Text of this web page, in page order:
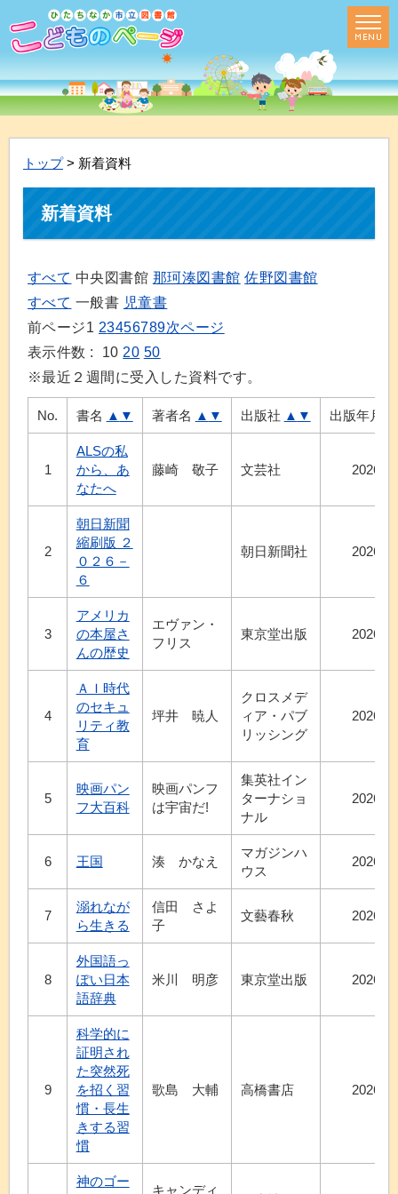
トップ> 新着資料
新着資料
すべて 中央図書館 那珂湊図書館 佐野図書館
すべて 一般書 児童書
前ページ1 23456789次ページ
表示件数 : 10 20 50
※最近２週間に受入した資料です。
No. 書名 ▲ ▼ 著者名 ▲ ▼ 出版社 ▲ ▼ 出版年月
1
ALSの私
から、あ
なたへ
藤崎 敬子 文芸社 2026.3
2
朝日新聞
縮刷版 ２
０２６－
６
朝日新聞社 2026.7
3
アメリカ
の本屋さ
んの歴史
エヴァン・
フリス
東京堂出版 2026.8
4
ＡＩ時代
のセキュ
リティ教
育
坪井 暁人
クロスメデ
ィア・パブ
リッシング
2026.5
5
映画パン
フ大百科
映画パンフ
は宇宙だ!
集英社イン
ターナショ
ナル
2026.7
6 王国 湊 かなえ
マガジンハ
ウス
2026.7
7
溺れなが
ら生きる
信田 さよ
子
文藝春秋 2026.7
8
外国語っ
ぽい日本
語辞典
米川 明彦 東京堂出版 2026.8
9
科学的に
証明され
た突然死
を招く習
慣・長生
きする習
慣
歌島 大輔 高橋書店 2026.5
神のゴー
キャンディ